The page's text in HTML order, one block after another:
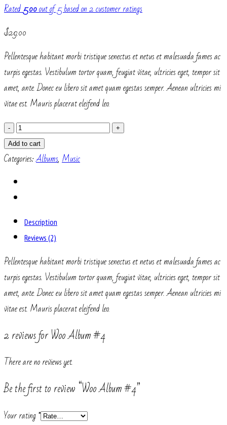
Rated5.00out of 5 based on2customer ratings
$29.00
Pellentesque habitant morbi tristique senectus et netus et malesuada fames ac
turpis egestas. Vestibulum tortor quam, feugiat vitae, ultricies eget, tempor sit
amet, ante. Donec eu libero sit amet quam egestas semper. Aenean ultricies mi
vitae est. Mauris placerat eleifend leo.
Woo
Album
#4
Add to cart
Categories:Albums,Music
Description
Reviews (2)
Pellentesque habitant morbi tristique senectus et netus et malesuada fames ac
turpis egestas. Vestibulum tortor quam, feugiat vitae, ultricies eget, tempor sit
amet, ante. Donec eu libero sit amet quam egestas semper. Aenean ultricies mi
vitae est. Mauris placerat eleifend leo.
2 reviews forWoo Album #4
There are no reviews yet.
Be the first to review “Woo Album #4”
Your rating*